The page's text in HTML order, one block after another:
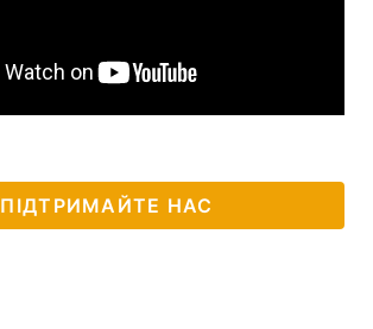
ПІДТРИМАЙТЕ НАС